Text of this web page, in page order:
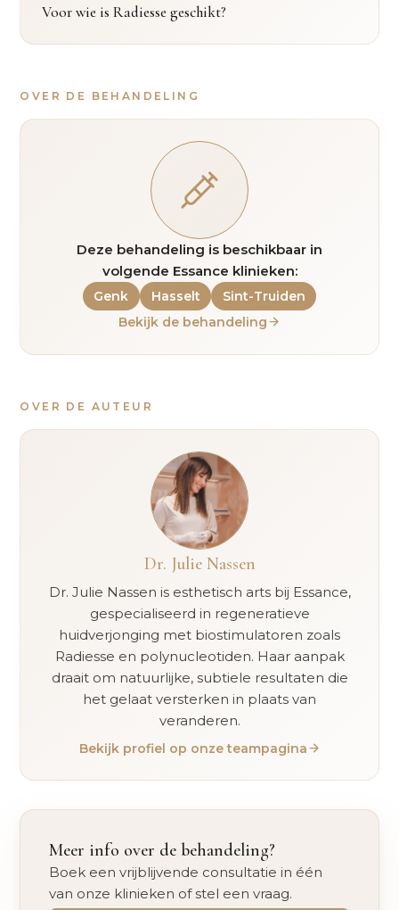
Voor wie is Radiesse geschikt?
OVER DE BEHANDELING
Deze behandeling is beschikbaar in
volgende Essance klinieken:
Genk Hasselt
Sint-Truiden
Bekijk de behandeling
OVER DE AUTEUR
Dr. Julie Nassen
Dr. Julie Nassen is esthetisch arts bij Essance,
gespecialiseerd in regeneratieve
huidverjonging met biostimulatoren zoals
Radiesse en polynucleotiden. Haar aanpak
draait om natuurlijke, subtiele resultaten die
het gelaat versterken in plaats van
veranderen.
Bekijk profiel op onze teampagina
Meer info over de behandeling?
Boek een vrijblijvende consultatie in één
van onze klinieken of stel een vraag.